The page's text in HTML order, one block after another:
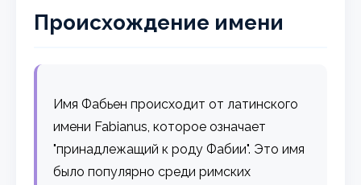
Происхождение имени
Имя Фабьен происходит от латинского
имени Fabianus, которое означает
"принадлежащий к роду Фабии". Это имя
было популярно среди римских